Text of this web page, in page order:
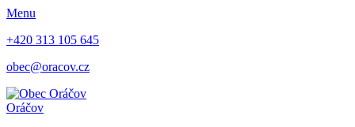
Menu
+420 313 105 645
obec@oracov.cz
Oráčov